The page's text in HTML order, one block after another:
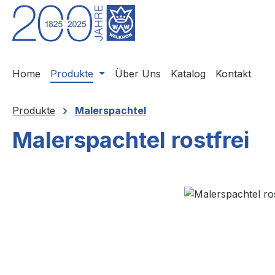
Hauptinhalt springen
Zur Suche springen
Zur Hauptnavigation springen
Home Produkte Über Uns Katalog Kontakt
Produkte Malerspachtel
Malerspachtel rostfrei